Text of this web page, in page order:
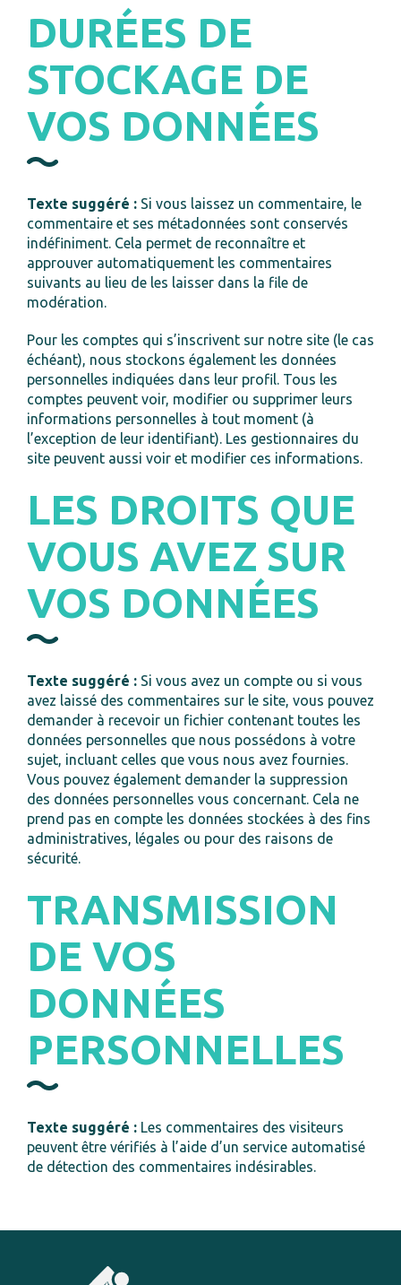
DURÉES DE
STOCKAGE DE
VOS DONNÉES
Texte suggéré : Si vous laissez un commentaire, le
commentaire et ses métadonnées sont conservés
indéfiniment. Cela permet de reconnaître et
approuver automatiquement les commentaires
suivants au lieu de les laisser dans la file de
modération.
Pour les comptes qui s’inscrivent sur notre site (le cas
échéant), nous stockons également les données
personnelles indiquées dans leur profil. Tous les
comptes peuvent voir, modifier ou supprimer leurs
informations personnelles à tout moment (à
l’exception de leur identifiant). Les gestionnaires du
site peuvent aussi voir et modifier ces informations.
LES DROITS QUE
VOUS AVEZ SUR
VOS DONNÉES
Texte suggéré : Si vous avez un compte ou si vous
avez laissé des commentaires sur le site, vous pouvez
demander à recevoir un fichier contenant toutes les
données personnelles que nous possédons à votre
sujet, incluant celles que vous nous avez fournies.
Vous pouvez également demander la suppression
des données personnelles vous concernant. Cela ne
prend pas en compte les données stockées à des fins
administratives, légales ou pour des raisons de
sécurité.
TRANSMISSION
DE VOS
DONNÉES
PERSONNELLES
Texte suggéré : Les commentaires des visiteurs
peuvent être vérifiés à l’aide d’un service automatisé
de détection des commentaires indésirables.